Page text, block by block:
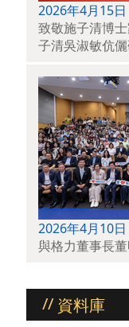
2026年4月15日
致敬施子清博
子清吳淑敏伉儷
2026年4月10日
與格力董事長
// 資料庫